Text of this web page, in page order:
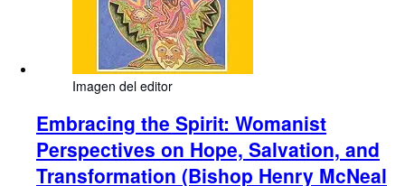
Imagen del editor
Embracing the Spirit: Womanist
Perspectives on Hope, Salvation, and
Transformation (Bishop Henry McNeal